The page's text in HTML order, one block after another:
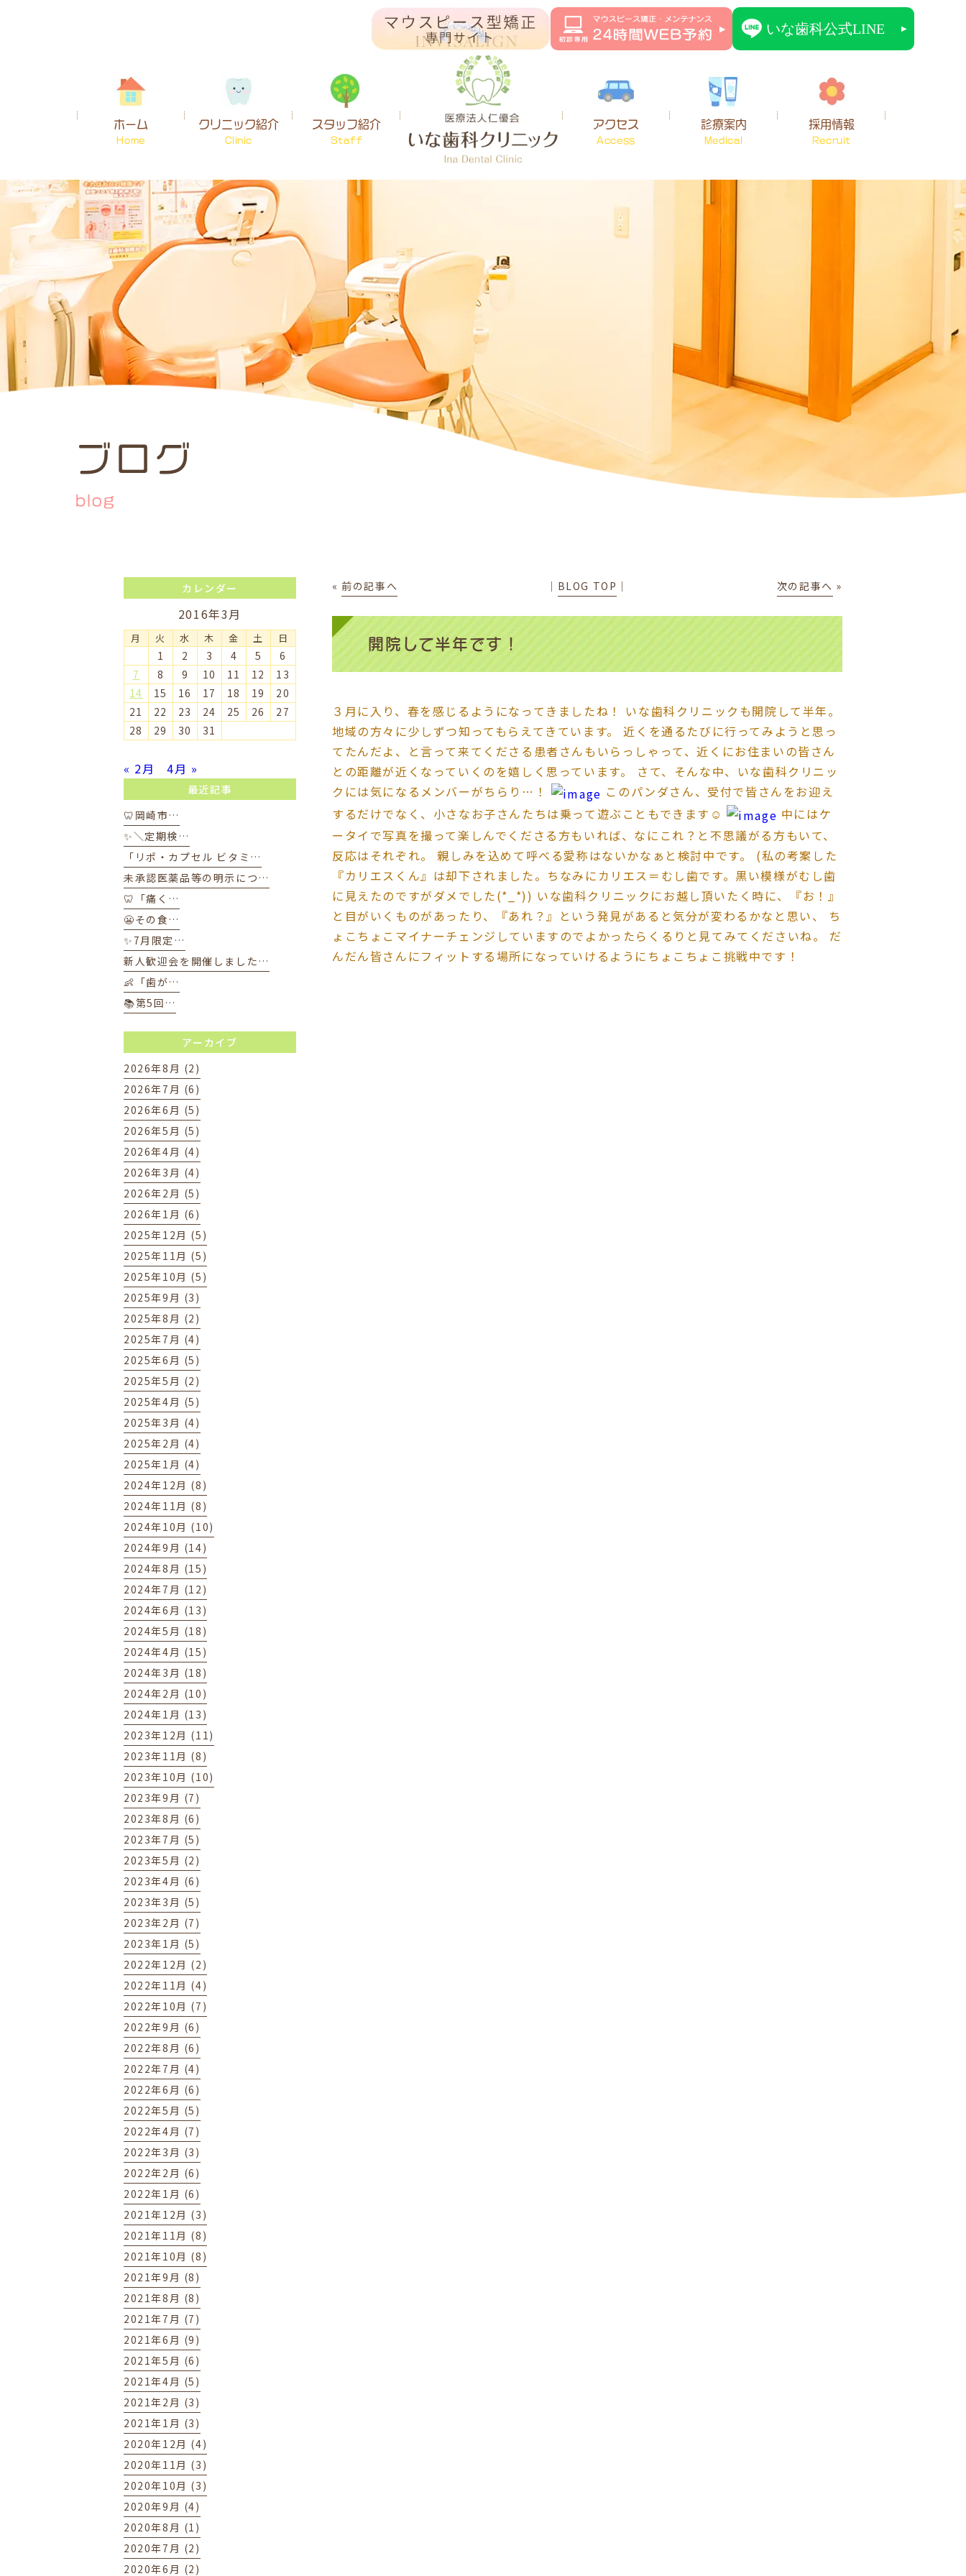
ホーム
Home
クリニック紹介
Clinic
スタッフ紹介
Staff
アクセス
Access
診療案内
Medical
採用情報
Recruit
ブログ
blog
« 前の記事へ │ BLOG TOP │ 次の記事へ »
開院して半年です！
３月に入り、春を感じるようになってきましたね！ いな歯科クリニックも開院して半年。
地域の方々に少しずつ知ってもらえてきています。 近くを通るたびに行ってみようと思っ
てたんだよ、と言って来てくださる患者さんもいらっしゃって、近くにお住まいの皆さん
との距離が近くなっていくのを嬉しく思っています。 さて、そんな中、いな歯科クリニッ
クには気になるメンバーがちらり…！
このパンダさん、受付で皆さんをお迎え
するだけでなく、小さなお子さんたちは乗って遊ぶこともできます☺︎
中にはケ
ータイで写真を撮って楽しんでくださる方もいれば、なにこれ？と不思議がる方もいて、
反応はそれぞれ。 親しみを込めて呼べる愛称はないかなぁと検討中です。 (私の考案した
『カリエスくん』は却下されました。ちなみにカリエス＝むし歯です。黒い模様がむし歯
に見えたのですがダメでした(*_*)) いな歯科クリニックにお越し頂いたく時に、『お！』
と目がいくものがあったり、『あれ？』という発見があると気分が変わるかなと思い、 ち
ょこちょこマイナーチェンジしていますのでよかったらくるりと見てみてくださいね。 だ
んだん皆さんにフィットする場所になっていけるようにちょこちょこ挑戦中です！
カレンダー
2016年3月
月 火 水 木 金 土 日
1 2 3 4 5
6
7
8 9 10 11 12
13
14
15 16 17 18 19
20
21
22 23 24 25 26
27
28
29 30 31
« 2月 4月 »
最近記事
🦷岡崎市…
✨＼定期検…
「リポ・カプセル ビタミ…
未承認医薬品等の明示につ…
🦷「痛く…
😬その食…
✨7月限定…
新人歓迎会を開催しました…
👶「歯が…
📚第5回…
アーカイブ
2026年8月 (2)
2026年7月 (6)
2026年6月 (5)
2026年5月 (5)
2026年4月 (4)
2026年3月 (4)
2026年2月 (5)
2026年1月 (6)
2025年12月 (5)
2025年11月 (5)
2025年10月 (5)
2025年9月 (3)
2025年8月 (2)
2025年7月 (4)
2025年6月 (5)
2025年5月 (2)
2025年4月 (5)
2025年3月 (4)
2025年2月 (4)
2025年1月 (4)
2024年12月 (8)
2024年11月 (8)
2024年10月 (10)
2024年9月 (14)
2024年8月 (15)
2024年7月 (12)
2024年6月 (13)
2024年5月 (18)
2024年4月 (15)
2024年3月 (18)
2024年2月 (10)
2024年1月 (13)
2023年12月 (11)
2023年11月 (8)
2023年10月 (10)
2023年9月 (7)
2023年8月 (6)
2023年7月 (5)
2023年5月 (2)
2023年4月 (6)
2023年3月 (5)
2023年2月 (7)
2023年1月 (5)
2022年12月 (2)
2022年11月 (4)
2022年10月 (7)
2022年9月 (6)
2022年8月 (6)
2022年7月 (4)
2022年6月 (6)
2022年5月 (5)
2022年4月 (7)
2022年3月 (3)
2022年2月 (6)
2022年1月 (6)
2021年12月 (3)
2021年11月 (8)
2021年10月 (8)
2021年9月 (8)
2021年8月 (8)
2021年7月 (7)
2021年6月 (9)
2021年5月 (6)
2021年4月 (5)
2021年2月 (3)
2021年1月 (3)
2020年12月 (4)
2020年11月 (3)
2020年10月 (3)
2020年9月 (4)
2020年8月 (1)
2020年7月 (2)
2020年6月 (2)